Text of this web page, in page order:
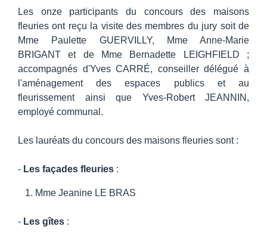
Les onze participants du concours des maisons
fleuries ont reçu la visite des membres du jury soit de
Mme Paulette GUERVILLY, Mme Anne-Marie
BRIGANT et de Mme Bernadette LEIGHFIELD ;
accompagnés d'Yves CARRÉ, conseiller délégué à
l'aménagement des espaces publics et au
fleurissement ainsi que Yves-Robert JEANNIN,
employé communal.
Les lauréats du concours des maisons fleuries sont :
- Les façades fleuries :
1. Mme Jeanine LE BRAS
- Les gîtes :